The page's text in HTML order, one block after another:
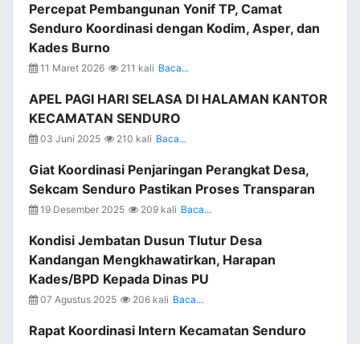
Percepat Pembangunan Yonif TP, Camat
Senduro Koordinasi dengan Kodim, Asper, dan
Kades Burno
11 Maret 2026 211 kali Baca...
APEL PAGI HARI SELASA DI HALAMAN KANTOR
KECAMATAN SENDURO
03 Juni 2025 210 kali Baca...
Giat Koordinasi Penjaringan Perangkat Desa,
Sekcam Senduro Pastikan Proses Transparan
19 Desember 2025 209 kali Baca...
Kondisi Jembatan Dusun Tlutur Desa
Kandangan Mengkhawatirkan, Harapan
Kades/BPD Kepada Dinas PU
07 Agustus 2025 206 kali Baca...
Rapat Koordinasi Intern Kecamatan Senduro